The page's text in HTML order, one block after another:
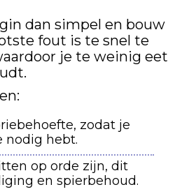
dan simpel en bouw
fout is te snel te
je te weinig eet
zodat je
nodig hebt.
op orde zijn, dit
en spierbehoud.